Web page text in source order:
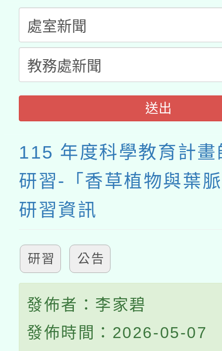
送出
115 年度科學教育計畫
研習-「香草植物與葉
研習資訊
研習 公告
發佈者：李家碧
發佈時間：2026-05-07